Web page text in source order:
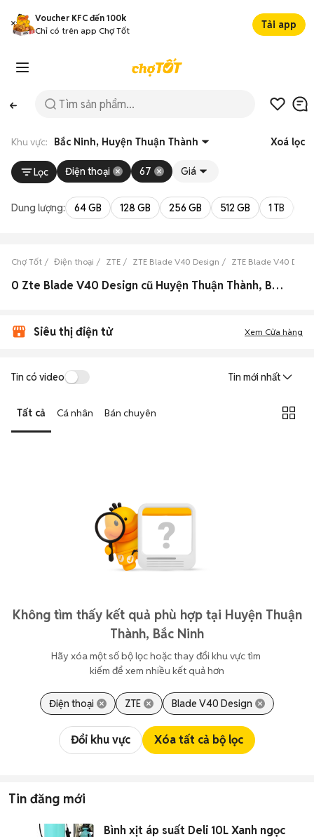
Voucher KFC đến 100k
Chỉ có trên app Chợ Tốt
Tải app
Khu vực: Bắc Ninh, Huyện Thuận Thành Xoá lọc
Lọc Điện thoại 67 Giá
Dung lượng: 64 GB 128 GB 256 GB 512 GB 1 TB
Chợ Tốt Điện thoại ZTE ZTE Blade V40 Design ZTE Blade V40
0 Zte Blade V40 Design cũ Huyện Thuận Thành, Bắc Ninh đẹp
Siêu thị điện tử Xem Cửa hàng
Tin có video Tin mới nhất
Tất cả Cá nhân Bán chuyên
Không tìm thấy kết quả phù hợp tại Huyện Thuận
Thành, Bắc Ninh
Hãy xóa một số bộ lọc hoặc thay đổi khu vực tìm
kiếm để xem nhiều kết quả hơn
Điện thoại ZTE Blade V40 Design
Đổi khu vực Xóa tất cả bộ lọc
Tin đăng mới
Bình xịt áp suất Deli 10L Xanh ngọc